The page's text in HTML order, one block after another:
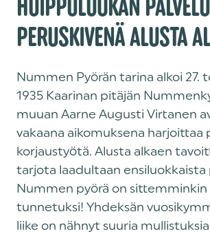
PERUSKIVENÄ ALUSTA
Nummen Pyörän tarina alkoi 27.
1935 Kaarinan pitäjän
muuan Aarne Augusti Virtanen
vakaana aikomuksena harjoittaa
korjaustyötä. Alusta alkaen
tarjota laadultaan ensiluokkaista
Nummen pyörä on
tunnetuksi! Yhdeksän
liike on nähnyt suuria mullistuksia